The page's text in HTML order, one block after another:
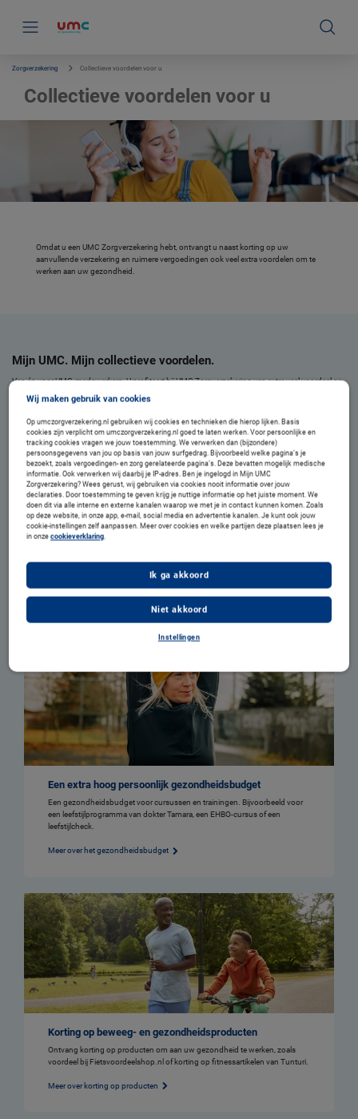
Zorgverzekering Collectieve voordelen voor u
Collectieve voordelen voor u
Omdat u een UMC Zorgverzekering hebt, ontvangt u naast korting op uw
aanvullende verzekering en ruimere vergoedingen ook veel extra voordelen om te
werken aan uw gezondheid.
Mijn UMC. Mijn collectieve voordelen.
Van én voor UMC-medewerkers. U profiteert bij UMC Zorgverzekering van extra veel voordeel op
uw zorgverzekering via uw werkgever.
ruime vergoedingen voor fysiotherapie, mondzorg en orthodontie.
Een extra hoog persoonlijk gezondheidsbudget
Een gezondheidsbudget voor cursussen en trainingen. Bijvoorbeeld voor
een leefstijlprogramma van dokter Tamara, een EHBO-cursus of een
leefstijlcheck.
Meer over het gezondheidsbudget
Korting op beweeg- en gezondheidsproducten
Ontvang korting op producten om aan uw gezondheid te werken, zoals
voordeel bij Fietsvoordeelshop.nl of korting op fitnessartikelen van Tunturi.
Meer over korting op producten
Wij maken gebruik van cookies
Op umczorgverzekering.nl gebruiken wij cookies en technieken die hierop lijken. Basis
cookies zijn verplicht om umczorgverzekering.nl goed te laten werken. Voor persoonlijke en
tracking cookies vragen we jouw toestemming. We verwerken dan (bijzondere)
persoonsgegevens van jou op basis van jouw surfgedrag. Bijvoorbeeld welke pagina’s je
bezoekt, zoals vergoedingen- en zorg gerelateerde pagina’s. Deze bevatten mogelijk medische
informatie. Ook verwerken wij daarbij je IP-adres. Ben je ingelogd in Mijn UMC
Zorgverzekering? Wees gerust, wij gebruiken via cookies nooit informatie over jouw
declaraties. Door toestemming te geven krijg je nuttige informatie op het juiste moment. We
doen dit via alle interne en externe kanalen waarop we met je in contact kunnen komen. Zoals
op deze website, in onze app, e-mail, social media en advertentie kanalen. Je kunt ook jouw
cookie-instellingen zelf aanpassen. Meer over cookies en welke partijen deze plaatsen lees je
in onzecookieverklaring.
Instellingen
Niet akkoord
Ik ga akkoord